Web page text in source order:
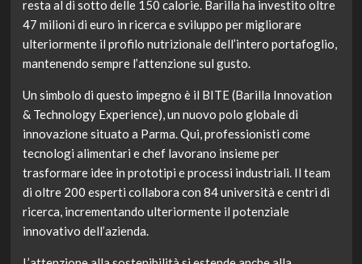
resta al di sotto delle 150 calorie. Barilla ha investito oltre
47 milioni di euro in ricerca e sviluppo per migliorare
ulteriormente il profilo nutrizionale dell’intero portafoglio,
mantenendo sempre l’attenzione sul gusto.
Un simbolo di questo impegno è il BITE (Barilla Innovation
& Technology Experience), un nuovo polo globale di
innovazione situato a Parma. Qui, professionisti come
tecnologi alimentari e chef lavorano insieme per
trasformare idee in prototipi e processi industriali. Il team
di oltre 200 esperti collabora con 84 università e centri di
ricerca, incrementando ulteriormente il potenziale
innovativo dell’azienda.